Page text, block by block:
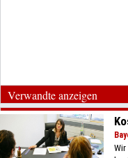
Verwandte anzeigen
Wir